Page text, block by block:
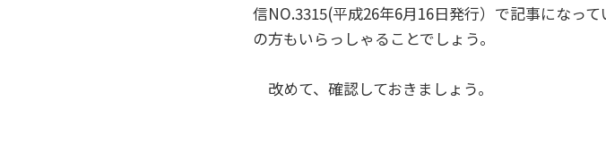
信NO.3315(平成26年6月16日発行）で記事になっ
の方もいらっしゃることでしょう。
改めて、確認しておきましょう。